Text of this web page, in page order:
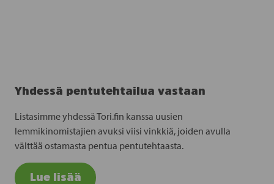
Yhdessä pentutehtailua vastaan
Listasimme yhdessä Tori.fin kanssa uusien
lemmikinomistajien avuksi viisi vinkkiä, joiden avulla
välttää ostamasta pentua pentutehtaasta.
Lue lisää